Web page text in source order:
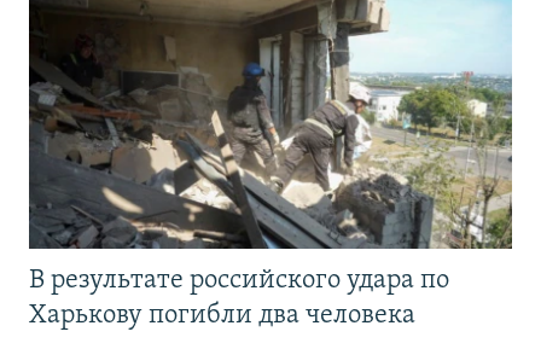
В результате российского удара по
Харькову погибли два человека